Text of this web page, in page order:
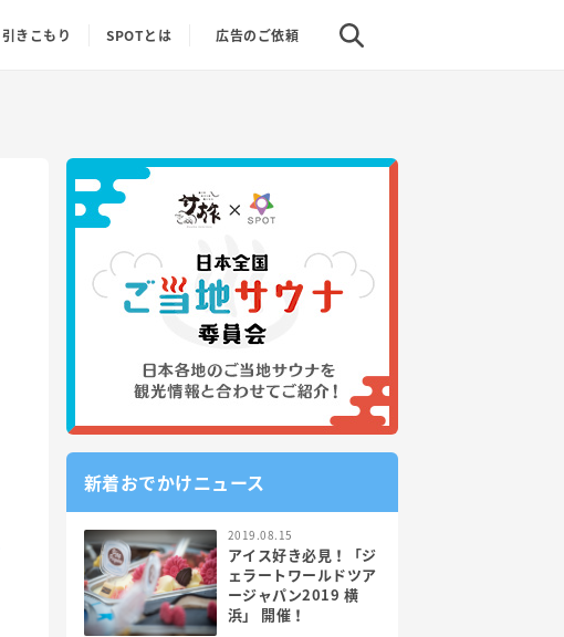
引きこもり SPOTとは 広告のご依頼
新着おでかけニュース
2019.08.15
アイス好き必見！「ジ
ェラートワールドツア
ージャパン2019 横
浜」 開催！